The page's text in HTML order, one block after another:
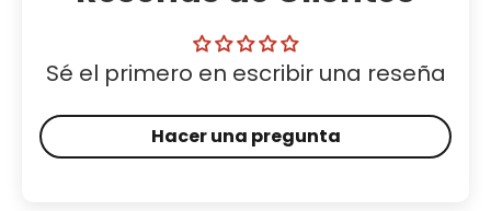
Sé el primero en escribir una reseña
Hacer una pregunta